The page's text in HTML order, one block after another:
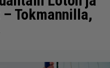
Tokmannilla,